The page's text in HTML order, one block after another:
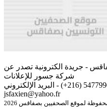
- جريدة الكترونية تصدر عن
شركة جسور للإعلانات
للإتصال أو نشر الردود الهاتف 54779966 (216+) - البريد الإلكتروني
jsfaxien@yahoo.fr
لموقع الصحفيين بصفاقس 2026